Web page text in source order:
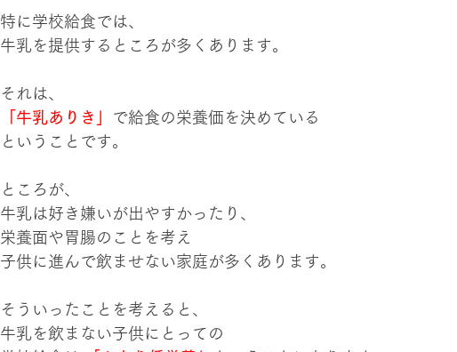
特に学校給食では、
牛乳を提供するところが多くあります。
それは、
「牛乳ありき」
で給食の栄養価を決めている
ということです。
ところが、
牛乳は好き嫌いが出やすかったり、
栄養面や胃腸のことを考え
子供に進んで飲ませない家庭が多くあります。
そういったことを考えると、
牛乳を飲まない子供にとっての